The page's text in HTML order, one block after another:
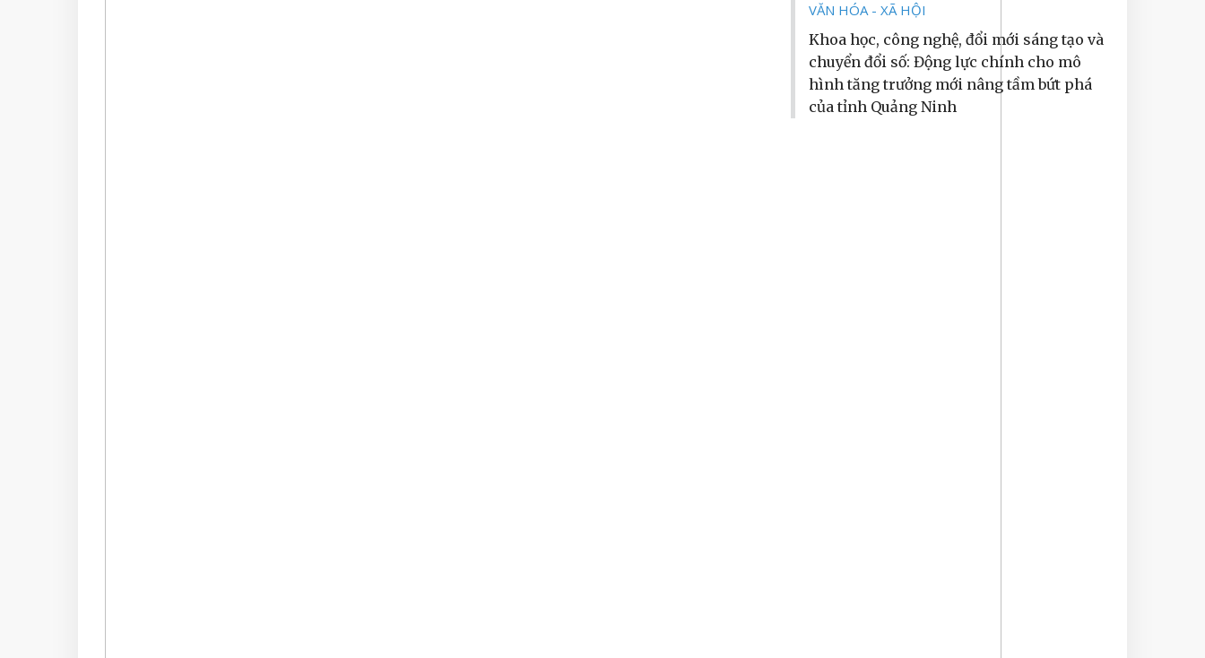
VĂN HÓA - XÃ HỘI
Khoa học, công nghệ, đổi mới sáng tạo và
chuyển đổi số: Động lực chính cho mô
hình tăng trưởng mới nâng tầm bứt phá
của tỉnh Quảng Ninh